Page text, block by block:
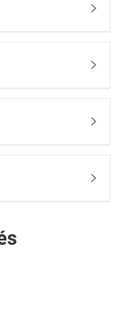



